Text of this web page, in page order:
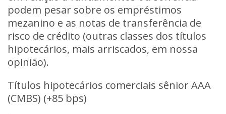
podem pesar sobre os empréstimos
mezanino e as notas de transferência de
risco de crédito (outras classes dos títulos
hipotecários, mais arriscados, em nossa
opinião).
Títulos hipotecários comerciais sênior AAA
(CMBS) (+85 bps)